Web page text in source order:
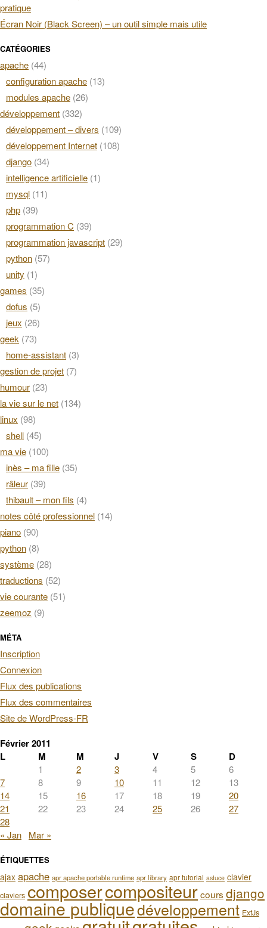
pratique
Écran Noir (Black Screen) – un outil simple mais utile
CATÉGORIES
apache (44)
configuration apache (13)
modules apache (26)
développement (332)
développement – divers (109)
développement Internet (108)
django (34)
intelligence artificielle (1)
mysql (11)
php (39)
programmation C (39)
programmation javascript (29)
python (57)
unity (1)
games (35)
dofus (5)
jeux (26)
geek (73)
home-assistant (3)
gestion de projet (7)
humour (23)
la vie sur le net (134)
linux (98)
shell (45)
ma vie (100)
inès – ma fille (35)
râleur (39)
thibault – mon fils (4)
notes côté professionnel (14)
piano (90)
python (8)
système (28)
traductions (52)
vie courante (51)
zeemoz (9)
MÉTA
Inscription
Connexion
Flux des publications
Flux des commentaires
Site de WordPress-FR
Février 2011
L
M M J V S D
1 2 3 4 5
6
7
8 9 10 11 12
13
14
15 16 17 18 19
20
21
22 23 24 25 26
27
28
« Jan
Mar »
ÉTIQUETTES
ajax apache apr apache portable runtime apr library apr tutorial astuce clavier
claviers composercompositeurcours django
domaine publiquedéveloppement ExtJs